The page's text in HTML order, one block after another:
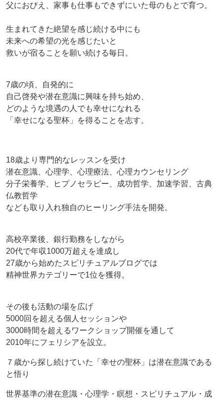
父におびえ、家事も仕事もできずにいた母のもとで育つ。
生まれてきた絶望を感じ続ける中にも
未来への希望の光を感じたいと
救いが宿ることを願い続ける毎日。
7歳の頃、自発的に
自己啓発や潜在意識に興味を持ち始め、
どのような境遇の人でも幸せになれる
「幸せになる聖杯」を得ることを志す。
18歳より専門的なレッスンを受け
潜在意識、心理学、心理療法、心理カウンセリング
分子栄養学、ヒプノセラピー、成功哲学、加速学習、古典
仏教哲学
なども取り入れ独自のヒーリング手法を開発。
高校卒業後、銀行勤務をしながら
20代で年収1000万超えを達成し
27歳から始めたスピリチュアルブログでは
精神世界カテゴリーで1位を獲得。
その後も活動の場を広げ
5000回を超える個人セッションや
3000時間を超えるワークショップ開催を通して
2010年にフェリシアを設立。
７歳から探し続けていた「幸せの聖杯」は潜在意識である
と悟り
世界基準の潜在意識・心理学・瞑想・スピリチュアル・成